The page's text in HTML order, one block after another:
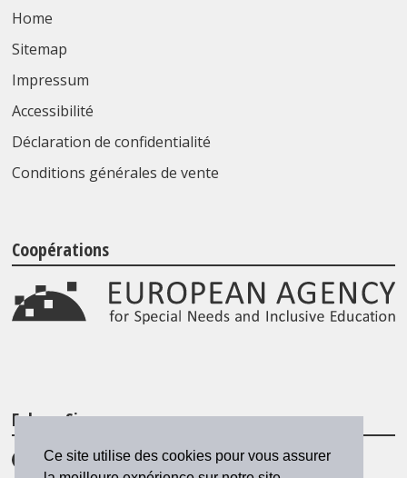
Ce site utilise des cookies pour vous assurer
Home
Sitemap
Impressum
Accessibilité
Déclaration de confidentialité
Conditions générales de vente
Coopérations
Folgen Sie uns